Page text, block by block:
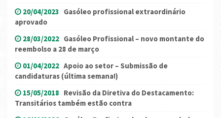
20/04/2023 Gasóleo profissional extraordinário
aprovado
28/03/2022 Gasóleo Profissional – novo montante do
reembolso a 28 de março
01/04/2022 Apoio ao setor – Submissão de
candidaturas (última semana!)
15/05/2018 Revisão da Diretiva do Destacamento:
Transitários também estão contra